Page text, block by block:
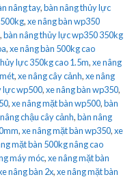
nâng tay,bàn nâng thủy lực
,xe nâng bàn wp350
,bàn nâng thủy lực wp350 350kg
,xe nâng bàn 500kg cao
lực 350kg cao 1.5m,xe nâng
,xe nâng cây cảnh,xe nâng
lực wp500,xe nâng bàn wp350,
,xe nâng mặt bàn wp500,bàn
chậu cây cảnh,bàn nâng
,xe nâng mặt bàn wp350,xe
mặt bàn 500kg nâng cao
máy móc,xe nâng mặt bàn
nâng bàn 2x,xe nâng mặt bàn